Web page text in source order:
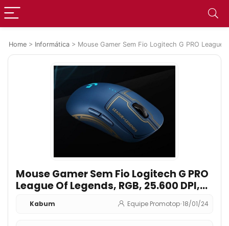
Home > Informática > Mouse Gamer Sem Fio Logitech G PRO
Mouse Gamer Sem Fio Logitech G PRO
League Of Legends, RGB, 25.600 DPI,
Wireless, Lightspeed, 8 Botões, Hero
25K, Azul – 910-006450
Kabum Equipe Promotop•18/01/24